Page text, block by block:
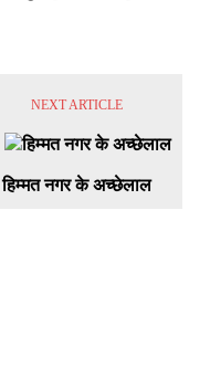
NEXT ARTICLE
हिम्मत नगर के अच्छेलाल